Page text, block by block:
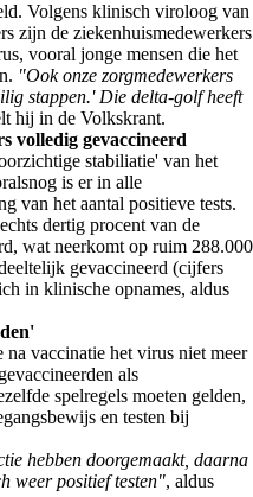
Volgens klinisch viroloog van
zijn de ziekenhuismedewerkers
vooral jonge mensen die het
"Ook onze zorgmedewerkers
stappen.' Die delta-golf heeft
hij in de Volkskrant.
volledig gevaccineerd
stabiliatie' van het
is er in alle
van het aantal positieve tests.
dertig procent van de
wat neerkomt op ruim 288.000
gevaccineerd (cijfers
in klinische opnames, aldus
na vaccinatie het virus niet meer
als
spelregels moeten gelden,
en testen bij
hebben doorgemaakt, daarna
weer positief testen", aldus